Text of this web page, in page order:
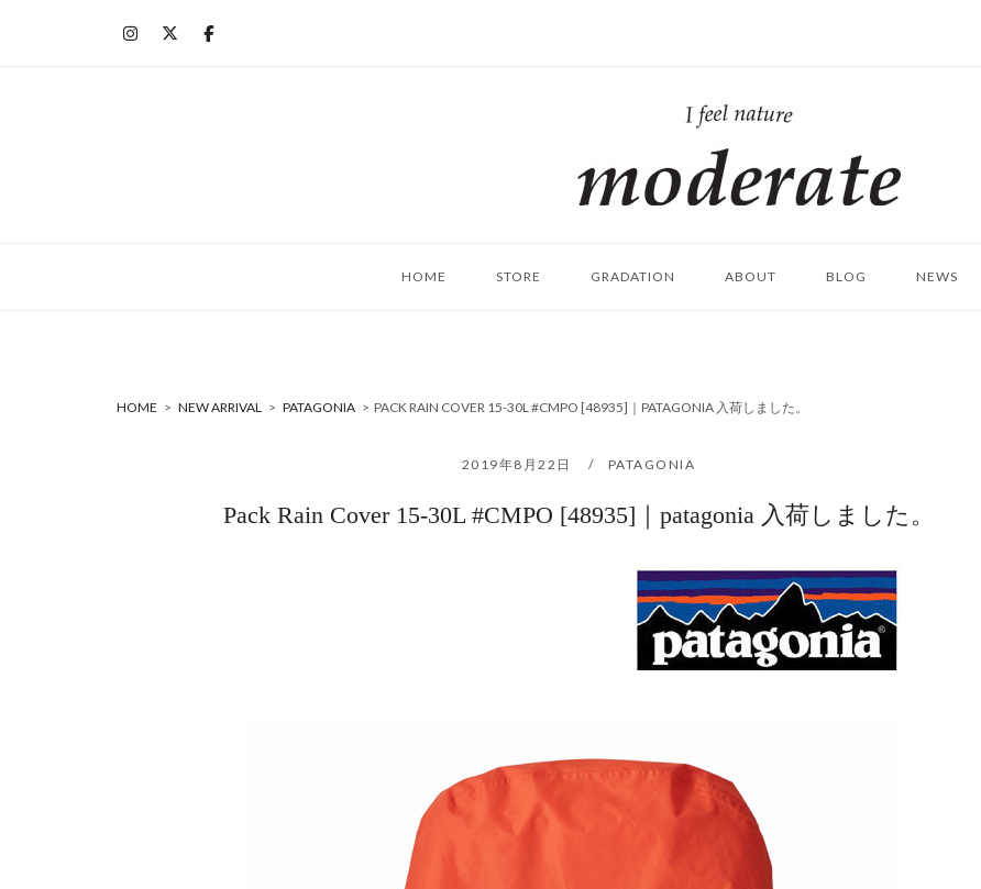
ム
HOME STORE GRADATION ABOUT BLOG NEWS
HOME > NEW ARRIVAL > PATAGONIA > PACK RAIN COVER 15-30L #CMPO [48935]｜PATAGONIA 入荷しました。
2019年8月22日 PATAGONIA
Pack Rain Cover 15-30L #CMPO [48935]｜patagonia 入荷しました。